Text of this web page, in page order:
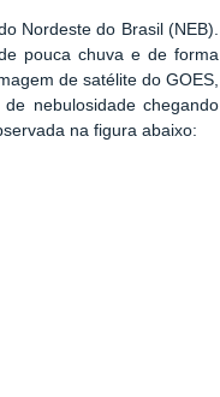
Nordeste do Brasil (NEB).
pouca chuva e de forma
de satélite do GOES,
nebulosidade chegando
na figura abaixo: